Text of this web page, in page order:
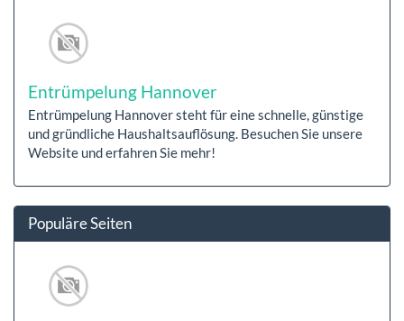
Entrümpelung Hannover
Entrümpelung Hannover steht für eine schnelle, günstige
und gründliche Haushaltsauflösung. Besuchen Sie unsere
Website und erfahren Sie mehr!
Populäre Seiten